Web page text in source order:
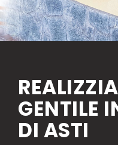
GENTILE
DI ASTI